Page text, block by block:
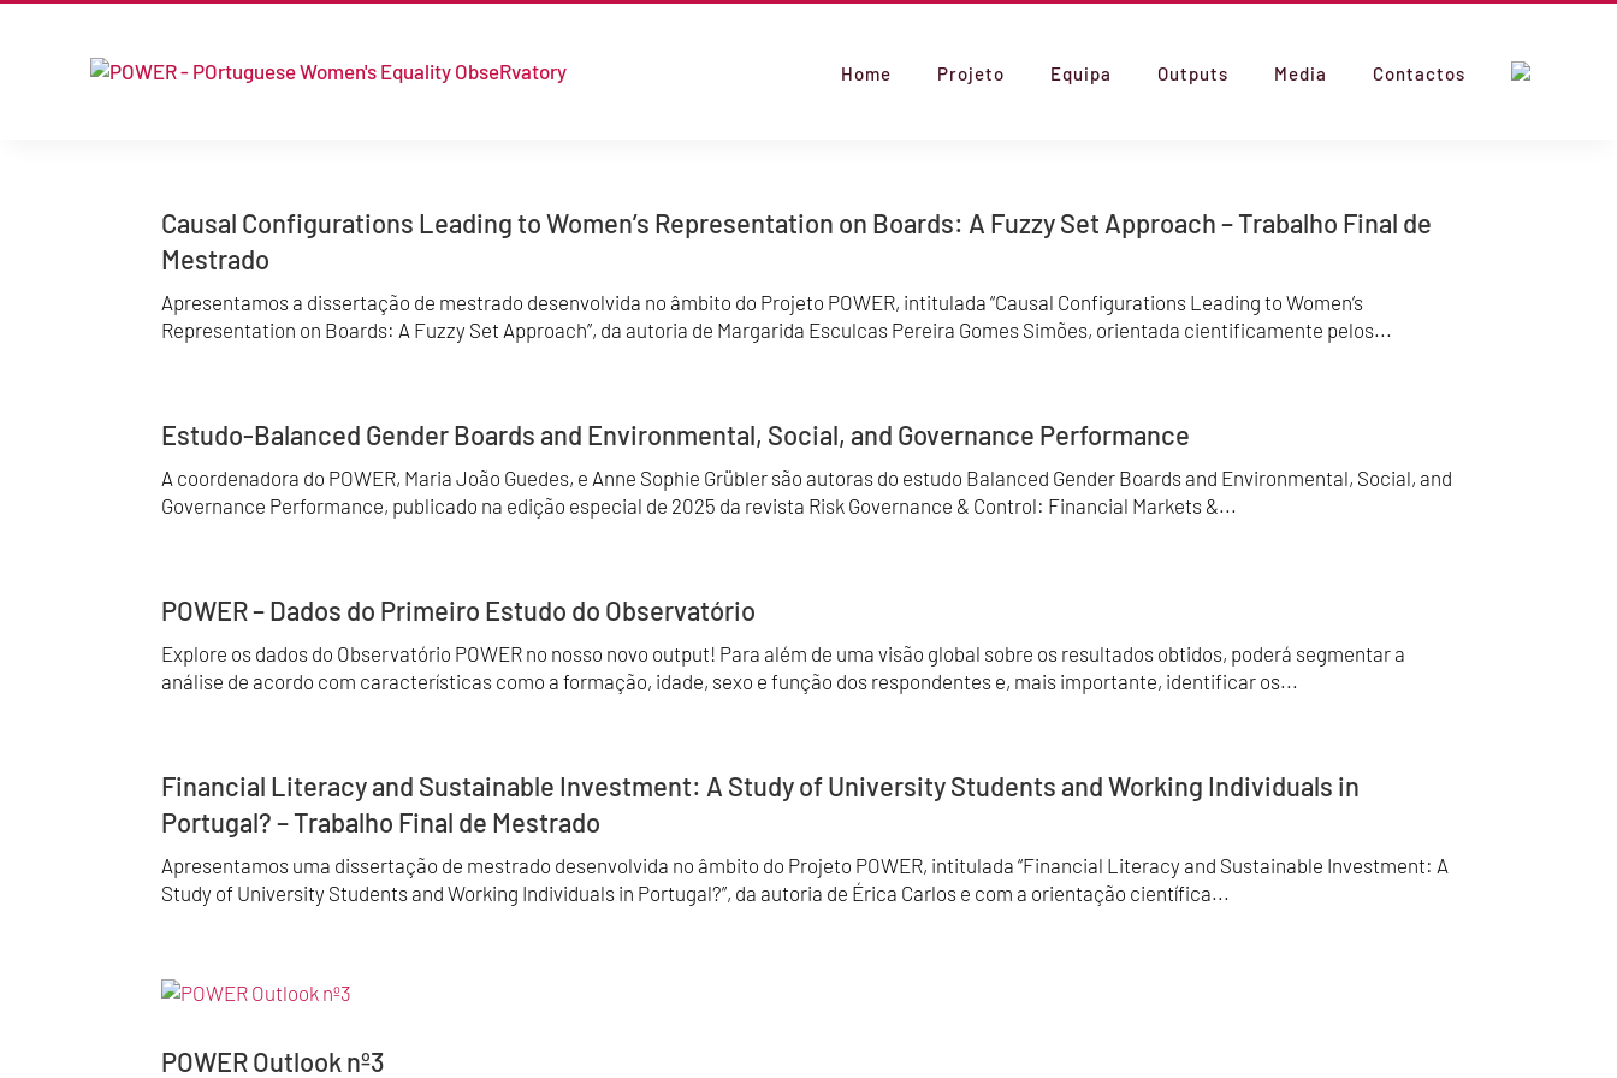
Home Projeto Equipa Outputs Media Contactos
Causal Configurations Leading to Women’s Representation on Boards: A Fuzzy Set Approach – Trabalho Final de
Mestrado
Apresentamos a dissertação de mestrado desenvolvida no âmbito do Projeto POWER, intitulada “Causal Configurations Leading to Women’s
Representation on Boards: A Fuzzy Set Approach”, da autoria de Margarida Esculcas Pereira Gomes Simões, orientada cientificamente pelos...
Estudo-Balanced Gender Boards and Environmental, Social, and Governance Performance
A coordenadora do POWER, Maria João Guedes, e Anne Sophie Grübler são autoras do estudo Balanced Gender Boards and Environmental, Social, and
Governance Performance, publicado na edição especial de 2025 da revista Risk Governance & Control: Financial Markets &...
POWER – Dados do Primeiro Estudo do Observatório
Explore os dados do Observatório POWER no nosso novo output! Para além de uma visão global sobre os resultados obtidos, poderá segmentar a
análise de acordo com características como a formação, idade, sexo e função dos respondentes e, mais importante, identificar os...
Financial Literacy and Sustainable Investment: A Study of University Students and Working Individuals in
Portugal? – Trabalho Final de Mestrado
Apresentamos uma dissertação de mestrado desenvolvida no âmbito do Projeto POWER, intitulada “Financial Literacy and Sustainable Investment: A
Study of University Students and Working Individuals in Portugal?”, da autoria de Érica Carlos e com a orientação científica...
POWER Outlook nº3